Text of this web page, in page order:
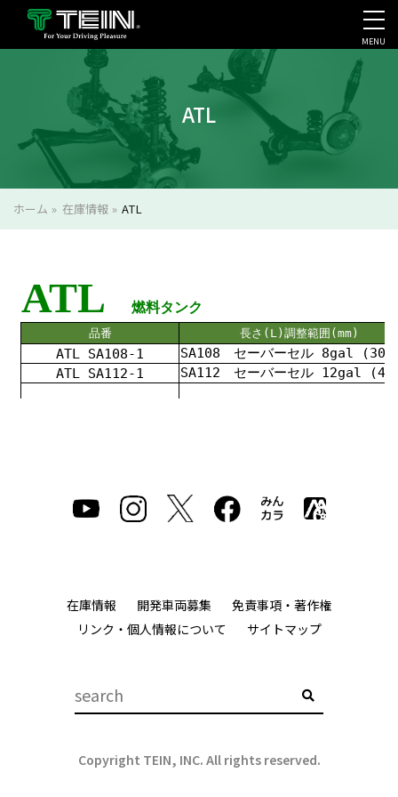
会社案内・採用・IR
MENU
ATL
ホーム » 在庫情報»ATL
在庫情報 開発車両募集
免責事項・著作権
リンク・個人情報について
サイトマップ
Copyright TEIN, INC. All rights reserved.